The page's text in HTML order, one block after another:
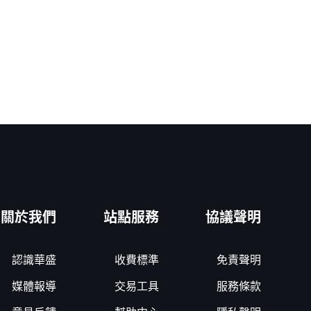
關於我們
認識華盛
媒體報導
站點服務
收費標準
交易工具
協議聲明
免責聲明
服務條款